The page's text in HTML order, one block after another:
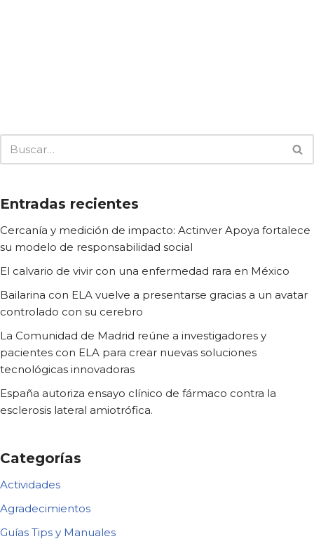
Entradas recientes
Cercanía y medición de impacto: Actinver Apoya fortalece
su modelo de responsabilidad social
El calvario de vivir con una enfermedad rara en México
Bailarina con ELA vuelve a presentarse gracias a un avatar
controlado con su cerebro
La Comunidad de Madrid reúne a investigadores y
pacientes con ELA para crear nuevas soluciones
tecnológicas innovadoras
España autoriza ensayo clínico de fármaco contra la
esclerosis lateral amiotrófica.
Categorías
Actividades
Agradecimientos
Guías Tips y Manuales